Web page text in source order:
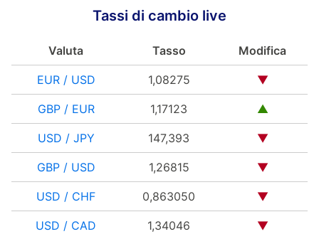
Tassi di cambio live
Valuta Tasso Modifica
EUR / USD 1,08275 ▼
GBP / EUR 1,17123 ▲
USD / JPY 147,393 ▼
GBP / USD 1,26815 ▼
USD / CHF 0,863050 ▼
USD / CAD 1,34046 ▼